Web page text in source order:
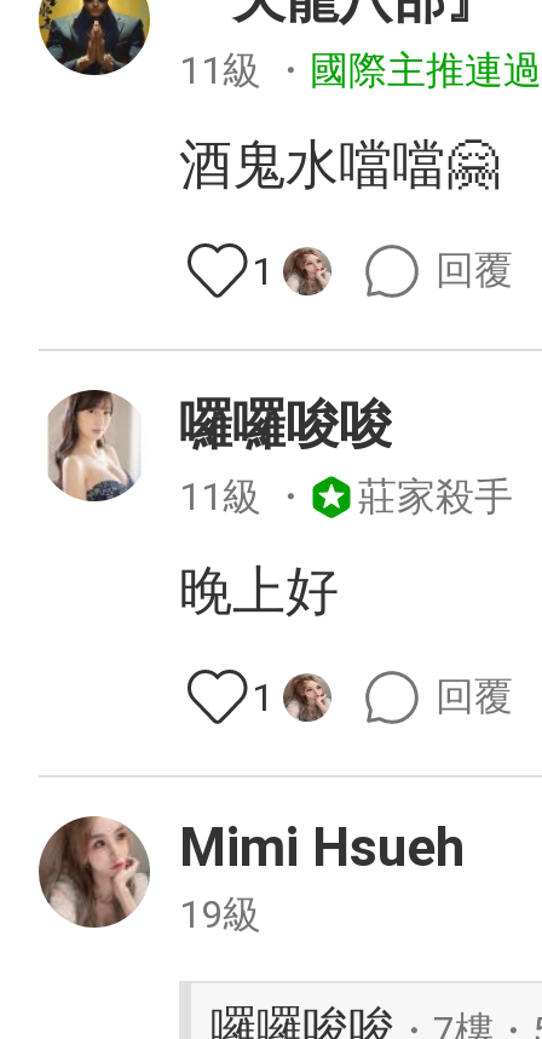
11級 ・ 國際主推連
酒鬼水噹噹🤗
1 回覆
囉囉唆唆
11級 ・ 莊家殺手
晚上好
1 回覆
Mimi Hsueh
19級
囉囉唆唆